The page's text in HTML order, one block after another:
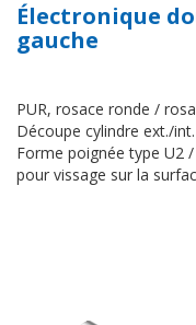
Électronique
gauche
PUR, rosace ronde /
Découpe cylindre ext./
Forme poignée type U2
pour vissage sur la